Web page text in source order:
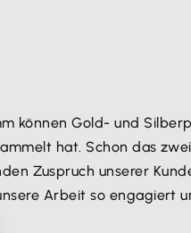
können Gold- und
hat. Schon das
Zuspruch unserer
Arbeit so engagiert